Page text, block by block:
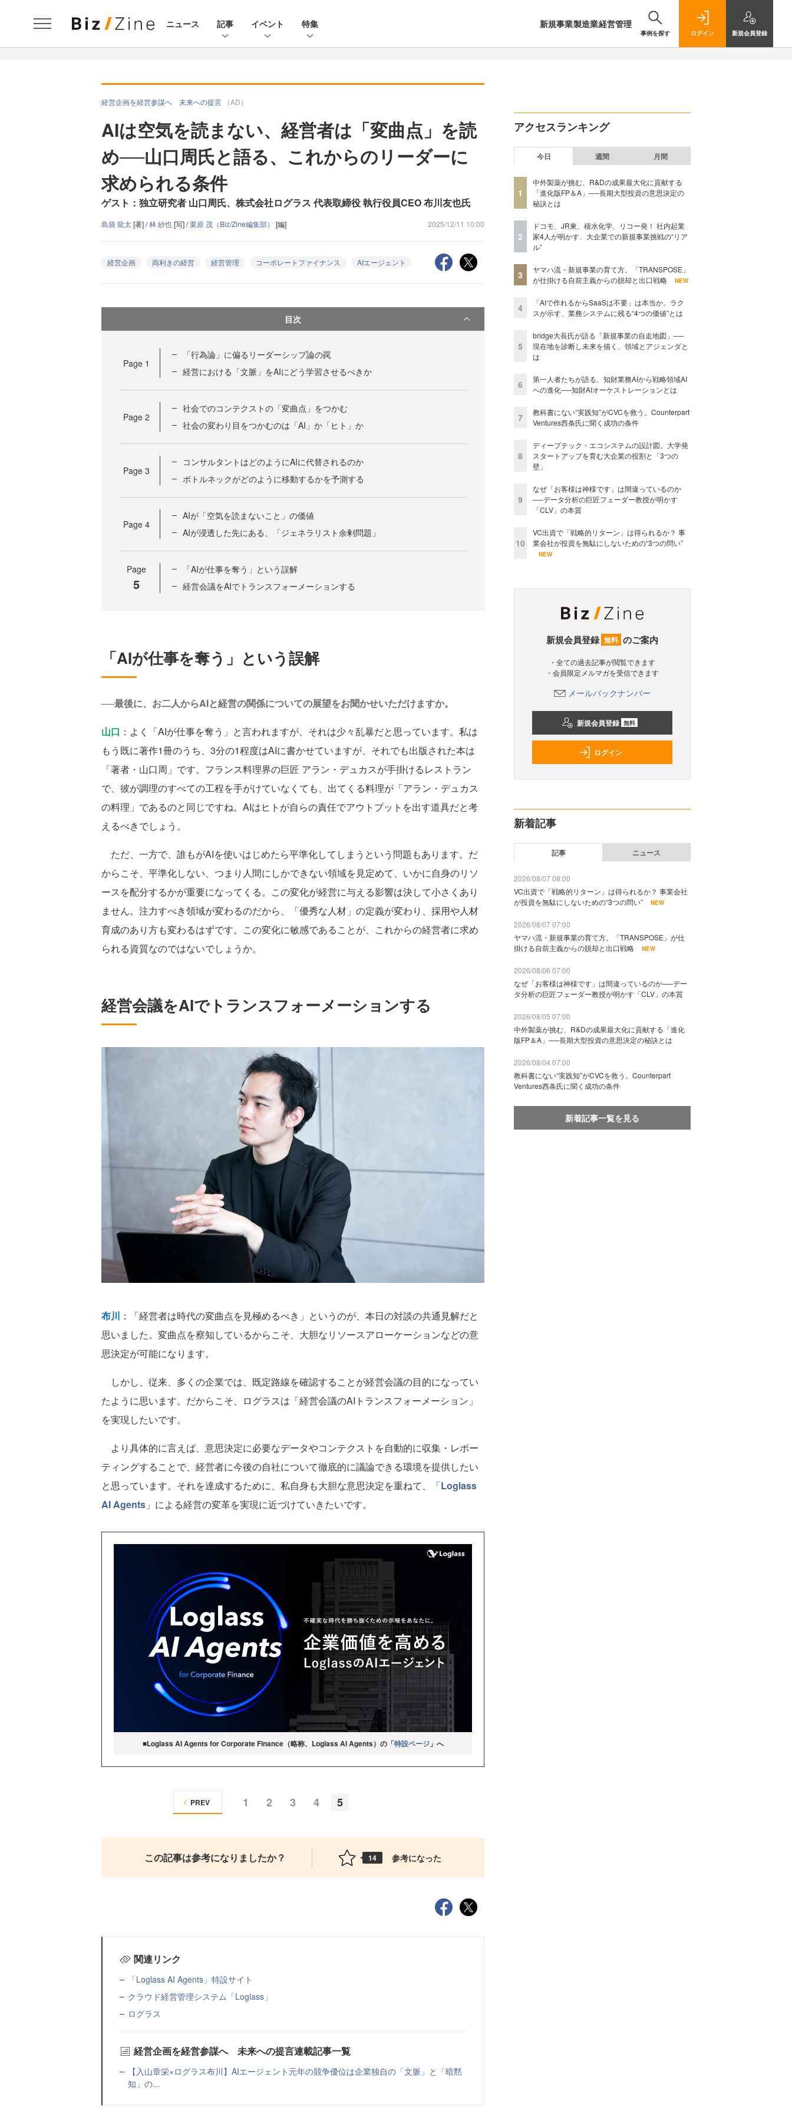
ニュース 記事 イベント 特集 新規事業製造業経営管理
事例を探す ログイン 新規会員登録
経営企画を経営参謀へ 未来への提言 （AD）
AIは空気を読まない、経営者は「変曲点」を読
め──山口周氏と語る、これからのリーダーに
求められる条件
ゲスト：独立研究者 山口周氏、株式会社ログラス 代表取締役 執行役員CEO 布川友也氏
島袋 龍太[著] /林 紗也[写] /栗原 茂（Biz/Zine編集部） [編] 2025/12/11 10:00
経営企画 両利きの経営 経営管理 コーポレートファイナンス AIエージェント
目次
Page 1
「行為論」に偏るリーダーシップ論の罠
経営における「文脈」をAIにどう学習させるべきか
Page 2
社会でのコンテクストの「変曲点」をつかむ
社会の変わり目をつかむのは「AI」か「ヒト」か
Page 3
コンサルタントはどのようにAIに代替されるのか
ボトルネックがどのように移動するかを予測する
Page 4
AIが「空気を読まないこと」の価値
AIが浸透した先にある、「ジェネラリスト余剰問題」
Page
5
「AIが仕事を奪う」という誤解
経営会議をAIでトランスフォーメーションする
「AIが仕事を奪う」という誤解
──最後に、お二人からAIと経営の関係についての展望をお聞かせいただけますか。
山口 ：よく「AIが仕事を奪う」と言われますが、それは少々乱暴だと思っています。私は
もう既に著作1冊のうち、3分の1程度はAIに書かせていますが、それでも出版された本は
「著者・山口周」です。フランス料理界の巨匠 アラン・デュカスが手掛けるレストラン
で、彼が調理のすべての工程を手がけていなくても、出てくる料理が「アラン・デュカス
の料理」であるのと同じですね。AIはヒトが自らの責任でアウトプットを出す道具だと考
えるべきでしょう。
ただ、一方で、誰もがAIを使いはじめたら平準化してしまうという問題もあります。だ
からこそ、平準化しない、つまり人間にしかできない領域を見定めて、いかに自身のリソ
ースを配分するかが重要になってくる。この変化が経営に与える影響は決して小さくあり
ません。注力すべき領域が変わるのだから、「優秀な人材」の定義が変わり、採用や人材
育成のあり方も変わるはずです。この変化に敏感であることが、これからの経営者に求め
られる資質なのではないでしょうか。
経営会議をAIでトランスフォーメーションする
布川 ：「経営者は時代の変曲点を見極めるべき」というのが、本日の対談の共通見解だと
思いました。変曲点を察知しているからこそ、大胆なリソースアローケーションなどの意
思決定が可能になります。
しかし、従来、多くの企業では、既定路線を確認することが経営会議の目的になってい
たように思います。だからこそ、ログラスは「経営会議のAIトランスフォーメーション」
を実現したいです。
より具体的に言えば、意思決定に必要なデータやコンテクストを自動的に収集・レポー
ティングすることで、経営者に今後の自社について徹底的に議論できる環境を提供したい
と思っています。それを達成するために、私自身も大胆な意思決定を重ねて、「Loglass
AI Agents 」による経営の変革を実現に近づけていきたいです。
■Loglass AI Agents for Corporate Finance（略称、Loglass AI Agents）の「特設ページ」へ
1 2 3 4 5
PREV
この記事は参考になりましたか？ 14 参考になった
関連リンク
「Loglass AI Agents」特設サイト
クラウド経営管理システム「Loglass」
ログラス
経営企画を経営参謀へ 未来への提言連載記事一覧
【入山章栄×ログラス布川】AIエージェント元年の競争優位は企業独自の「文脈」と「暗黙
知」の...
アクセスランキング
今日 週間 月間
1
中外製薬が挑む、R&Dの成果最大化に貢献する
「進化版FP＆A」──長期大型投資の意思決定の
秘訣とは
2
ドコモ、JR東、積水化学、リコー発！ 社内起業
家4人が明かす、大企業での新規事業挑戦の“リア
ル”
3
ヤマハ流・新規事業の育て方。「TRANSPOSE」
が仕掛ける自前主義からの脱却と出口戦略
NEW
4
「AIで作れるからSaaSは不要」は本当か。ラク
スが示す、業務システムに残る“4つの価値”とは
5
bridge大長氏が語る「新規事業の自走地図」──
現在地を診断し未来を描く、領域とアジェンダと
は
6
第一人者たちが語る、知財業務AIから戦略領域AI
への進化──知財AIオーケストレーションとは
7
教科書にない“実践知”がCVCを救う。Counterpart
Ventures西条氏に聞く成功の条件
8
ディープテック・エコシステムの設計図。大学発
スタートアップを育む大企業の役割と「3つの
壁」
9
なぜ「お客様は神様です」は間違っているのか
──データ分析の巨匠フェーダー教授が明かす
「CLV」の本質
10
VC出資で「戦略的リターン」は得られるか？ 事
業会社が投資を無駄にしないための“3つの問い”
NEW
新規会員登録 無料 のご案内
・全ての過去記事が閲覧できます
・会員限定メルマガを受信できます
メールバックナンバー
新規会員登録 無料
ログイン
新着記事
記事 ニュース
2026/08/07 08:00
VC出資で「戦略的リターン」は得られるか？ 事業会社
が投資を無駄にしないための“3つの問い”
NEW
2026/08/07 07:00
ヤマハ流・新規事業の育て方。「TRANSPOSE」が仕
掛ける自前主義からの脱却と出口戦略
NEW
2026/08/06 07:00
なぜ「お客様は神様です」は間違っているのか──デー
タ分析の巨匠フェーダー教授が明かす「CLV」の本質
2026/08/05 07:00
中外製薬が挑む、R&Dの成果最大化に貢献する「進化
版FP＆A」──長期大型投資の意思決定の秘訣とは
2026/08/04 07:00
教科書にない“実践知”がCVCを救う。Counterpart
Ventures西条氏に聞く成功の条件
新着記事一覧を見る